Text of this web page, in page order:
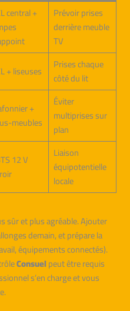
central +
Prévoir prises
derrière meuble
TV
+ liseuses
Prises chaque
côté du lit
+
meubles
Éviter
multiprises sur
plan
12 V
Liaison
équipotentielle
locale
sûr et plus agréable. Ajouter
demain, et prépare la
équipements connectés).
Consuelpeut être requis
s’en charge et vous